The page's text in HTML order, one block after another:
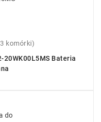
komórki)
20WK00L5MS Bateria